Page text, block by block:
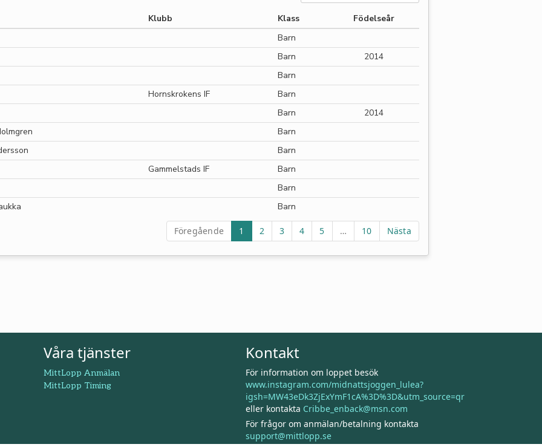
Klubb Klass
Födelseår
Barn
Barn
2014
Barn
Hornskrokens IF
Barn
Barn
2014
Barn
Barn
Gammelstads IF
Barn
Barn
Barn
Föregående 1 2 3 4 5 … 10 Nästa
Våra tjänster
MittLopp Anmälan
MittLopp Timing
Kontakt
För information om loppet besök
www.instagram.com/midnattsjoggen_lulea?
igsh=MW43eDk3ZjExYmF1cA%3D%3D&utm_source=qr
eller kontakta Cribbe_enback@msn.com
För frågor om anmälan/betalning kontakta
support@mittlopp.se